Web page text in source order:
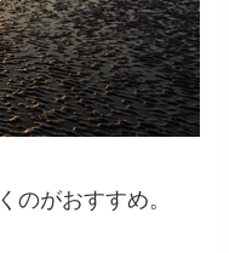
のがおすすめ。